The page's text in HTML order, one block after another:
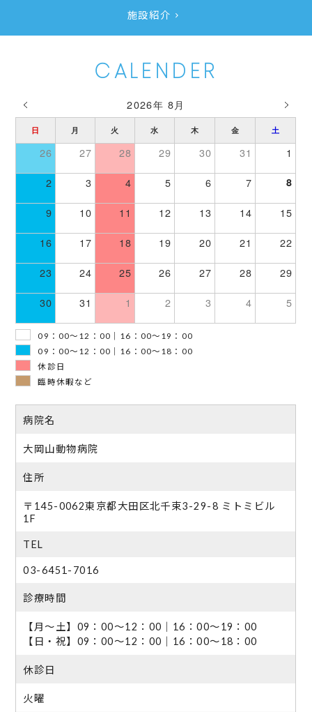
施設紹介
CALENDER
2026年 8月
日 月 火 水 木 金 土
26 27 28 29 30 31 1
2 3 4 5 6 7 8
9 10 11 12 13 14 15
16 17 18 19 20 21 22
23 24 25 26 27 28 29
30 31 1 2 3 4 5
09：00～12：00｜16：00～19：00
09：00～12：00｜16：00～18：00
休診日
臨時休暇など
病院名
大岡山動物病院
住所
〒145-0062東京都大田区北千束3-29-8 ミトミビル
1F
TEL
03-6451-7016
診療時間
【月～土】09：00～12：00｜16：00～19：00
【日・祝】09：00～12：00｜16：00～18：00
休診日
火曜